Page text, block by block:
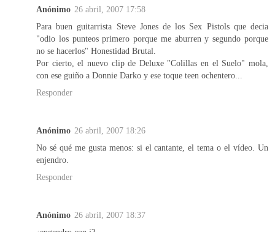
Anónimo 26 abril, 2007 17:58
Para buen guitarrista Steve Jones de los Sex Pistols que decia
"odio los punteos primero porque me aburren y segundo porque
no se hacerlos" Honestidad Brutal.
Por cierto, el nuevo clip de Deluxe "Colillas en el Suelo" mola,
con ese guiño a Donnie Darko y ese toque teen ochentero...
Responder
Anónimo 26 abril, 2007 18:26
No sé qué me gusta menos: si el cantante, el tema o el vídeo. Un
enjendro.
Responder
Anónimo 26 abril, 2007 18:37